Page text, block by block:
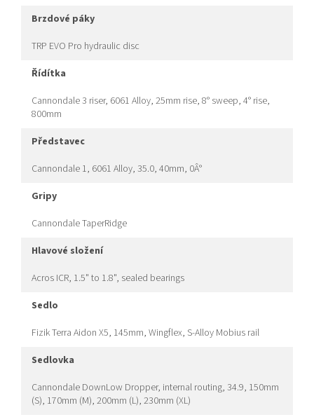
brzdové páky
TRP EVO Pro hydraulic disc
řídítka
Cannondale 3 riser, 6061 Alloy, 25mm rise, 8° sweep, 4° rise,
800mm
představec
Cannondale 1, 6061 Alloy, 35.0, 40mm, 0Â°
gripy
Cannondale TaperRidge
hlavové složení
Acros ICR, 1.5" to 1.8", sealed bearings
sedlo
Fizik Terra Aidon X5, 145mm, Wingflex, S-Alloy Mobius rail
sedlovka
Cannondale DownLow Dropper, internal routing, 34.9, 150mm
(S), 170mm (M), 200mm (L), 230mm (XL)